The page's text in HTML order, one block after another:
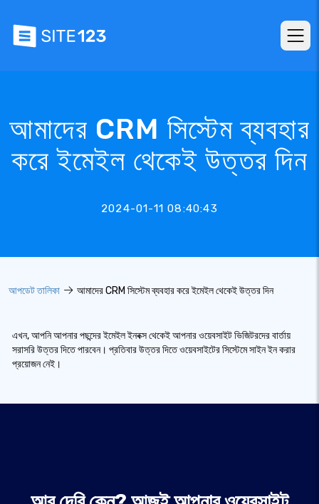
আমাদের CRM সিস্টেম ব্যবহার
করে ইমেইল থেকেই উত্তর দিন
2024-01-11 08:40:43
আপডেট তালিকা আমাদের CRM সিস্টেম ব্যবহার করে ইমেইল থেকেই উত্তর দিন
এখন, আপনি আপনার পছন্দের ইমেইল ইনবক্স থেকেই আপনার ওয়েবসাইট ভিজিটরদের বার্তায়
সরাসরি উত্তর দিতে পারবেন। প্রতিবার উত্তর দিতে ওয়েবসাইটের সিস্টেমে সাইন ইন করার
প্রয়োজন নেই।